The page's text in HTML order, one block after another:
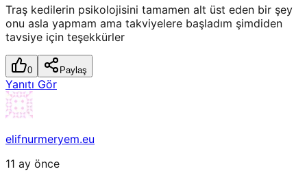
Traş kedilerin psikolojisini tamamen alt üst eden bir şey
onu asla yapmam ama takviyelere başladım şimdiden
tavsiye için teşekkürler
0 Paylaş
Yanıtı Gör
elifnurmeryem.eu
11 ay önce